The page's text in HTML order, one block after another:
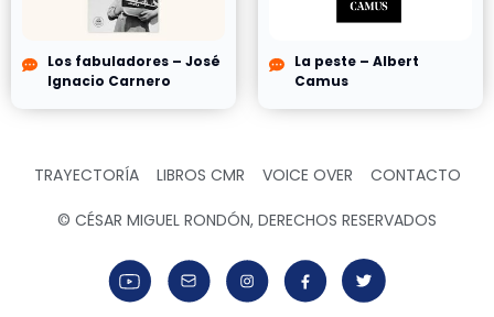
Los fabuladores – José
Ignacio Carnero
La peste – Albert
Camus
TRAYECTORÍA LIBROS CMR VOICE OVER CONTACTO
© CÉSAR MIGUEL RONDÓN, DERECHOS RESERVADOS